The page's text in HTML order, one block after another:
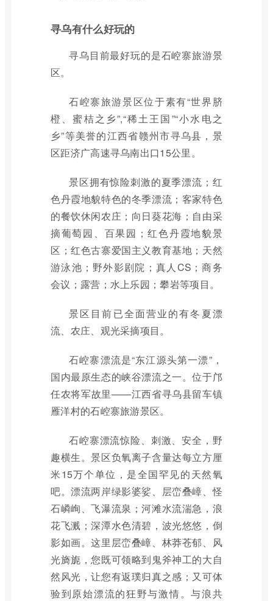
寻乌有什么好玩的
寻乌目前最好玩的是石崆寨旅游景
区。
石崆寨旅游景区位于素有“世界脐
橙、蜜桔之乡”,“稀土王国”“小水电之
乡”等美誉的江西省赣州市寻乌县，景
区距济广高速寻乌南出口15公里。
景区拥有惊险刺激的夏季漂流；红
色丹霞地貌特色的冬季漂流；客家特色
的餐饮休闲农庄；向日葵花海；自由采
摘葡萄园、百果园；红色丹霞地貌景
区；红色古寨爱国主义教育基地；天然
游泳池；野外影剧院；真人CS；商务
会议；露营；水上乐园；攀岩等项目。
景区目前已全面营业的有冬夏漂
流、农庄、观光采摘项目。
石崆寨漂流是“东江源头第一漂”，
国内最原生态的峡谷漂流之一。位于邝
任农将军故里——江西省寻乌县留车镇
雁洋村的石崆寨旅游景区。
石崆寨漂流惊险、刺激、安全，野
趣横生。景区负氧离子含量达每立方厘
米15万个单位，是全国罕见的天然氧
吧。漂流两岸绿影婆娑、层峦叠嶂、怪
石嶙峋、飞瀑流泉；河滩水流湍急，浪
花飞溅；深潭水色清碧，波光悠悠，倒
影如画。这里层峦叠嶂、林莽苍郁、风
光旖旎，您既可领略到鬼斧神工的大自
然风光，让您有返璞归真之感；又可体
验到原始漂流的狂野与激情。与浪共